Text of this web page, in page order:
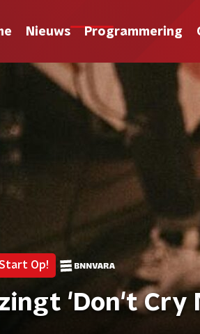
Nieuws Programmering
Op!
zingt 'Don't Cry